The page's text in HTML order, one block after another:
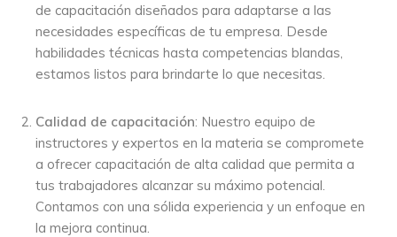
de capacitación diseñados para adaptarse a las
necesidades específicas de tu empresa. Desde
habilidades técnicas hasta competencias blandas,
estamos listos para brindarte lo que necesitas.
Calidad de capacitación: Nuestro equipo de
instructores y expertos en la materia se compromete
a ofrecer capacitación de alta calidad que permita a
tus trabajadores alcanzar su máximo potencial.
Contamos con una sólida experiencia y un enfoque en
la mejora continua.